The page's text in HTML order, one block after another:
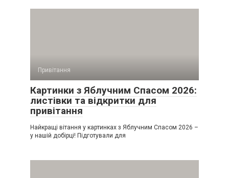
Привітання
Картинки з Яблучним Спасом 2026:
листівки та відкритки для
привітання
Найкращі вітання у картинках з Яблучним Спасом 2026 –
у нашій добірці! Підготували для